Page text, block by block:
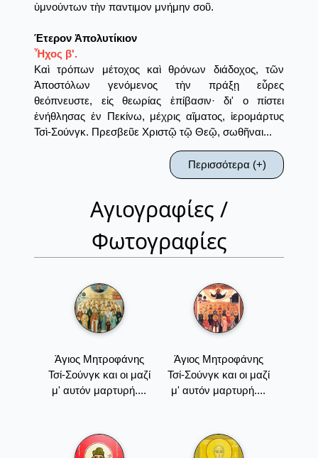
ὑμνούντων τὴν παντιμον μνήμην σοῦ.
Έτερον Ἀπολυτίκιον
Ἦχος β'.
Καὶ τρόπων μέτοχος καὶ θρόνων διάδοχος, τῶν
Ἀποστόλων γενόμενος τὴν πράξῃ εὗρες
θεόπνευστε, εἰς θεωρίας ἐπίβασιν· δι' ο πίστει
ἐνήθλησας ἐν Πεκίνω, μέχρις αἵματος, ἱερομάρτυς
Τσὶ-Σούνγκ. Πρεσβεῦε Χριστῷ τῷ Θεῷ, σωθῆναι...
Περισσότερα (+)
Αγιογραφίες /
Φωτογραφίες
Άγιος Μητροφάνης
Τσί-Σούνγκ και οι μαζί
μ' αυτόν μαρτυρή....
Άγιος Μητροφάνης
Τσί-Σούνγκ και οι μαζί
μ' αυτόν μαρτυρή....